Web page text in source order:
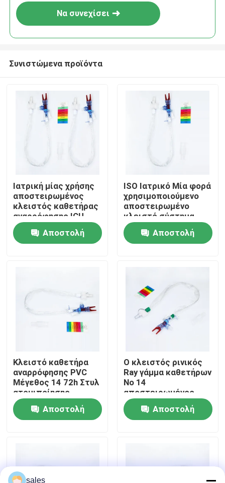
Αρχική Σελίδα
Προϊόντα
Γύρος εργοστασίων
επαφή
Ζητήστε ένα απόσπασμα
Λαρυγγικός εναέριος διάδρομος μασκών
Να συνεχίσει
Συνιστώμενα προϊόντα
Ιατρική μίας χρήσης
αποστειρωμένος
κλειστός καθετήρας
αναρρόφησης ICU
Αποστολή
ISO Ιατρικό Μία φορά
χρησιμοποιούμενο
αποστειρωμένο
κλειστό σύστημα
αναρρόφησης
Ενήλικες 24 ώρες
Αποστολή
Κλειστό καθετήρα
αναρρόφησης PVC
Μέγεθος 14 72h Στυλ
ατομιποίησης
Αποστολή
Ο κλειστός ρινικός
Ray γάμμα καθετήρων
Νο 14
αποστειρωμένος
κάννουλα EO
αναρρόφησης
Αποστολή
sales